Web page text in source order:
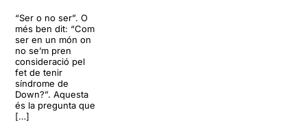
“Ser o no ser”. O
més ben dit: “Com
ser en un món on
no se’m pren
consideració pel
fet de tenir
síndrome de
Down?”. Aquesta
és la pregunta que
[…]